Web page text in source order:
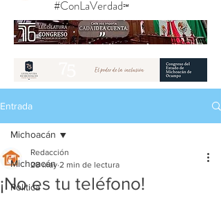
#ConLaVerdad℠
Entrada
Michoacán
Política
Michoacán
¡No es tu teléfono!
Redacción
28 may 2 min de lectura